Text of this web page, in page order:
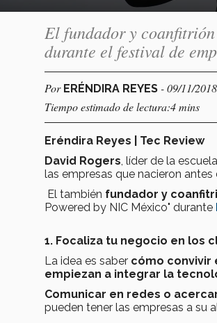
El fundador y
durante el festival de
Por ERÉNDIRA REYES - 09/11/2018
Tiempo estimado de lectura:4 mins
Eréndira Reyes | Tec Review
David Rogers, líder de la
las empresas que nacieron
El también fundador y
Powered by NIC México" durante
1. Focaliza tu negocio en los
La idea es saber cómo convivir
empiezan a integrar la
Comunicar en redes o
pueden tener las empresas a su